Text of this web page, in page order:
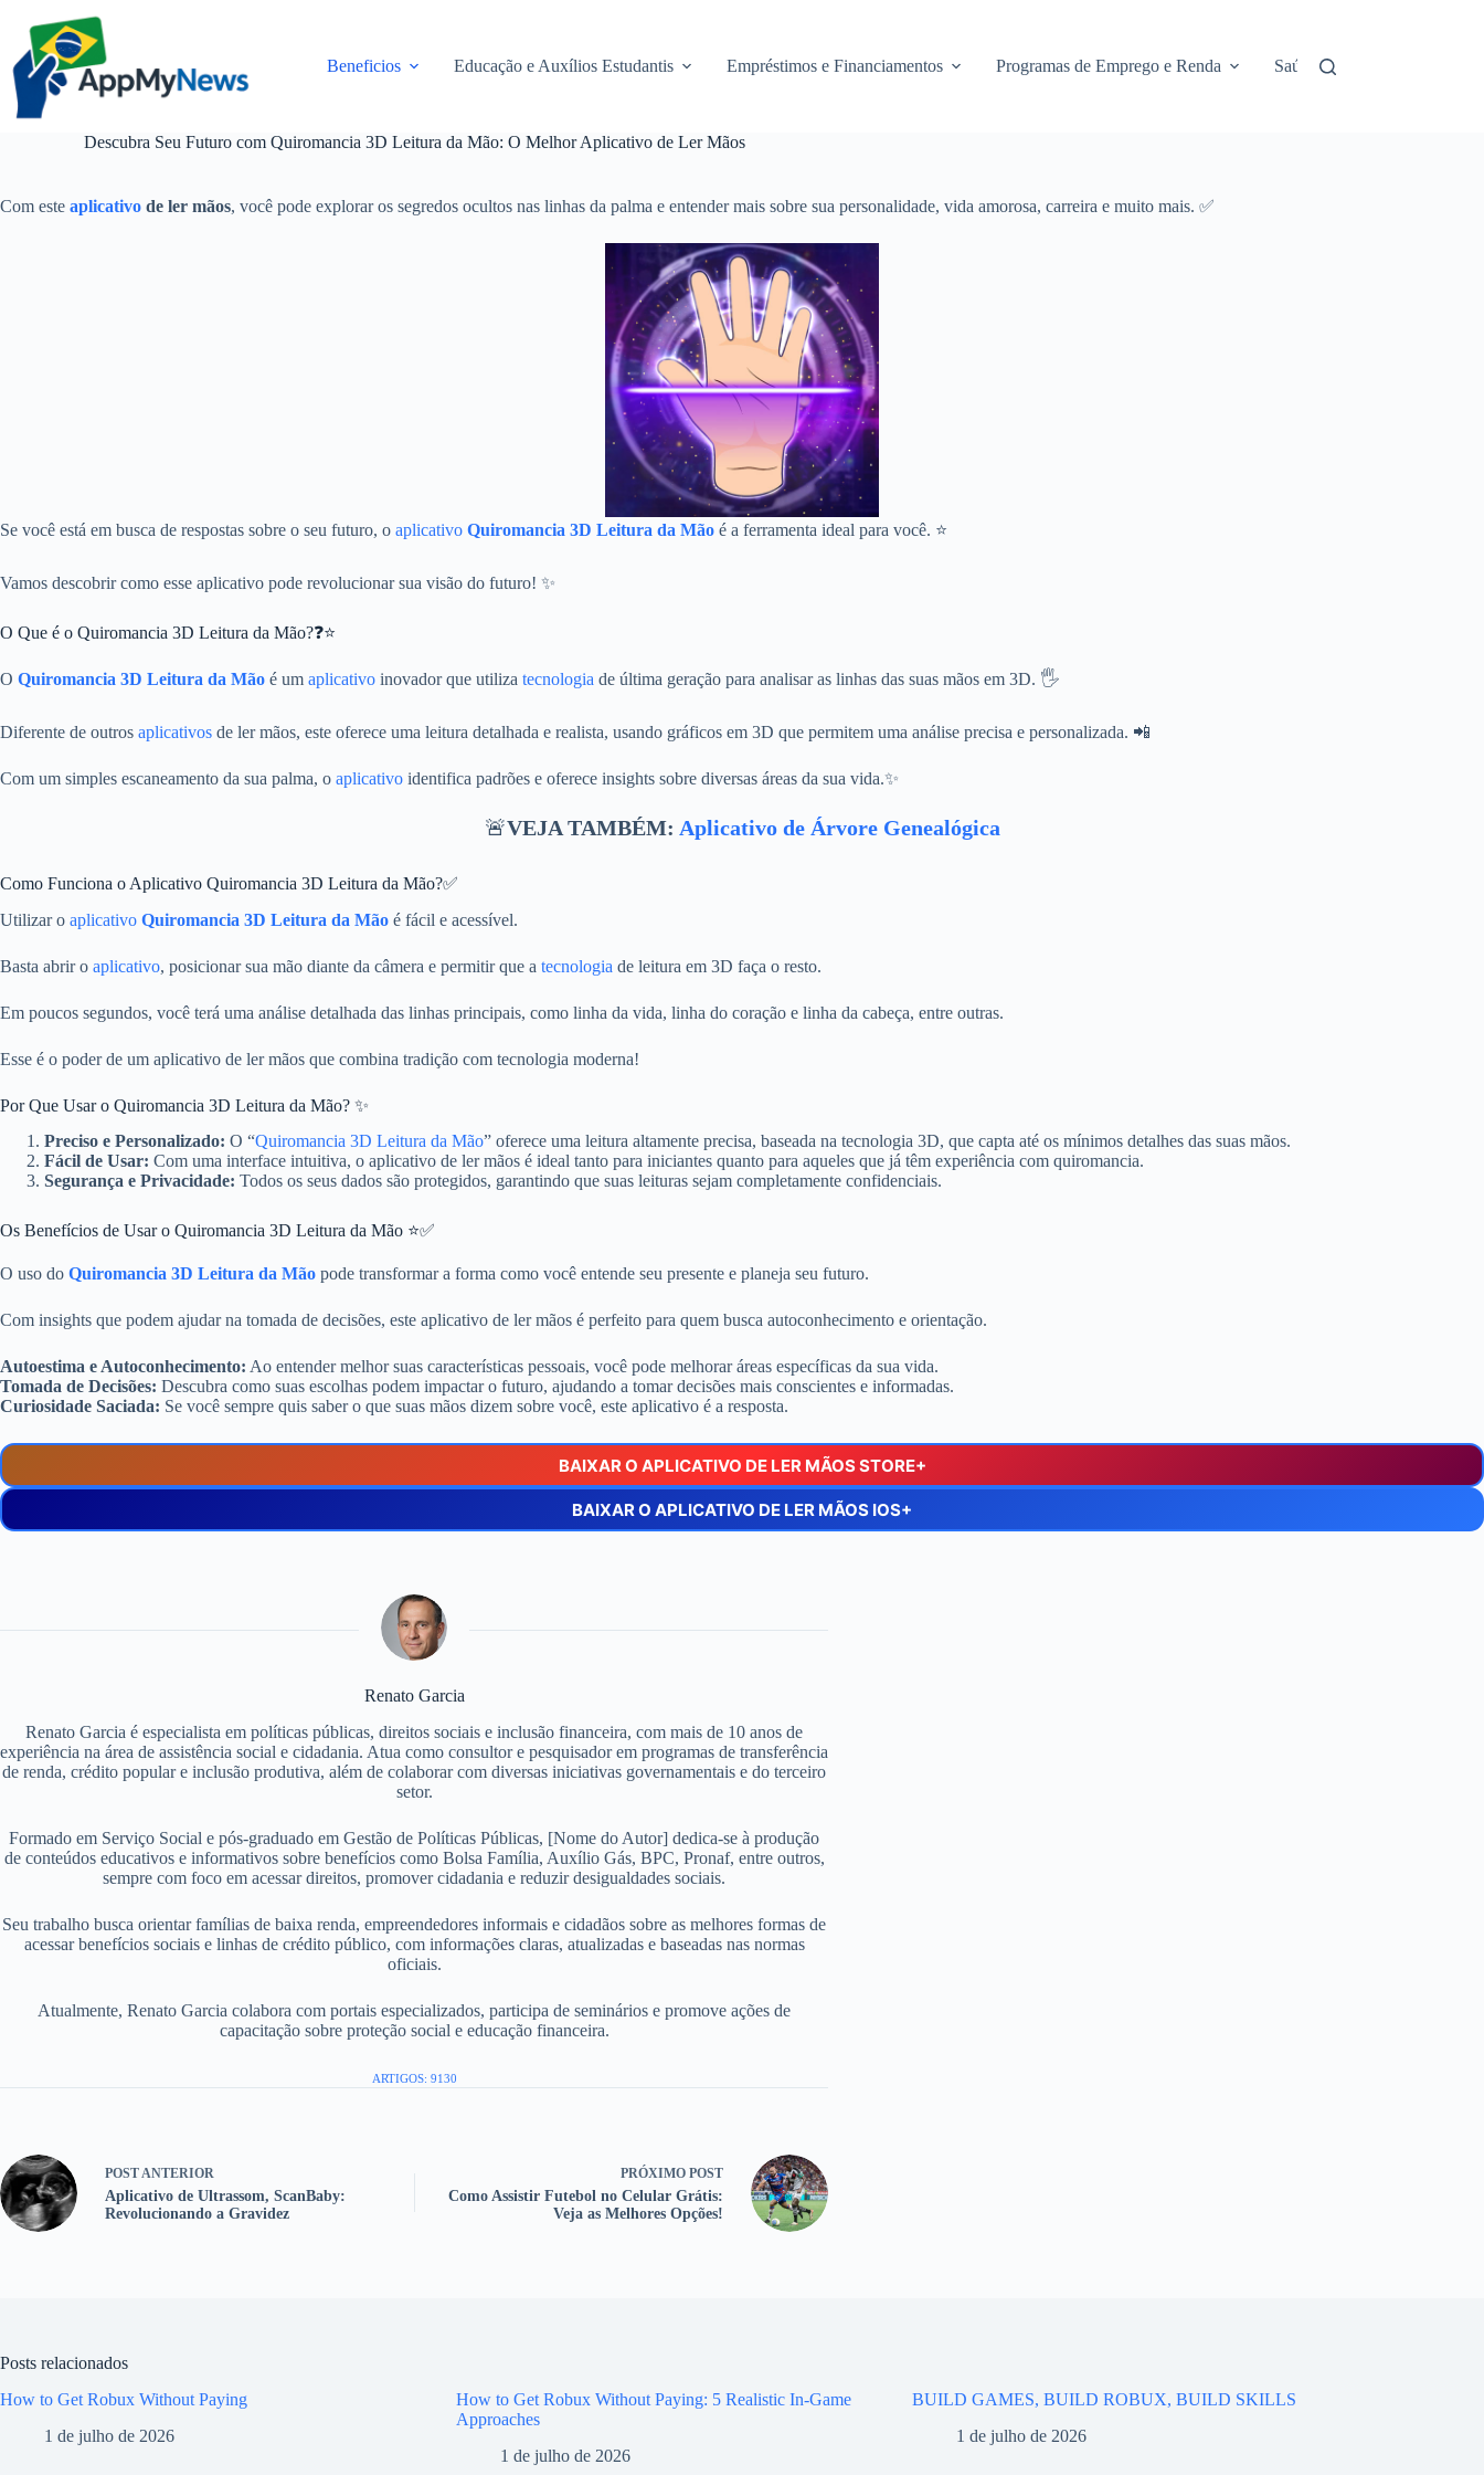
conteúdo
Beneficios Educação e Auxílios Estudantis Empréstimos e Financiamentos Programas de Emprego e Renda Saúde e Assistência
Descubra Seu Futuro com Quiromancia 3D Leitura da Mão: O Melhor Aplicativo de Ler Mãos
Com este aplicativo de ler mãos, você pode explorar os segredos ocultos nas linhas da palma e entender mais sobre sua personalidade, vida amorosa, carreira e muito mais. ✅
Se você está em busca de respostas sobre o seu futuro, o aplicativo Quiromancia 3D Leitura da Mão é a ferramenta ideal para você. ⭐
Vamos descobrir como esse aplicativo pode revolucionar sua visão do futuro! ✨
O Que é o Quiromancia 3D Leitura da Mão?❓⭐
O Quiromancia 3D Leitura da Mão é um aplicativo inovador que utiliza tecnologia de última geração para analisar as linhas das suas mãos em 3D. 🖐️
Diferente de outros aplicativos de ler mãos, este oferece uma leitura detalhada e realista, usando gráficos em 3D que permitem uma análise precisa e personalizada. 📲
Com um simples escaneamento da sua palma, o aplicativo identifica padrões e oferece insights sobre diversas áreas da sua vida.✨
🚨VEJA TAMBÉM: Aplicativo de Árvore Genealógica
Como Funciona o Aplicativo Quiromancia 3D Leitura da Mão?✅
Utilizar o aplicativo Quiromancia 3D Leitura da Mão é fácil e acessível.
Basta abrir o aplicativo, posicionar sua mão diante da câmera e permitir que a tecnologia de leitura em 3D faça o resto.
Em poucos segundos, você terá uma análise detalhada das linhas principais, como linha da vida, linha do coração e linha da cabeça, entre outras.
Esse é o poder de um aplicativo de ler mãos que combina tradição com tecnologia moderna!
Por Que Usar o Quiromancia 3D Leitura da Mão? ✨
Preciso e Personalizado: O “Quiromancia 3D Leitura da Mão” oferece uma leitura altamente precisa, baseada na tecnologia 3D, que capta até os mínimos detalhes das suas mãos.
Fácil de Usar: Com uma interface intuitiva, o aplicativo de ler mãos é ideal tanto para iniciantes quanto para aqueles que já têm experiência com quiromancia.
Segurança e Privacidade: Todos os seus dados são protegidos, garantindo que suas leituras sejam completamente confidenciais.
Os Benefícios de Usar o Quiromancia 3D Leitura da Mão ⭐✅
O uso do Quiromancia 3D Leitura da Mão pode transformar a forma como você entende seu presente e planeja seu futuro.
Com insights que podem ajudar na tomada de decisões, este aplicativo de ler mãos é perfeito para quem busca autoconhecimento e orientação.
Autoestima e Autoconhecimento: Ao entender melhor suas características pessoais, você pode melhorar áreas específicas da sua vida.
Tomada de Decisões: Descubra como suas escolhas podem impactar o futuro, ajudando a tomar decisões mais conscientes e informadas.
Curiosidade Saciada: Se você sempre quis saber o que suas mãos dizem sobre você, este aplicativo é a resposta.
BAIXAR O APLICATIVO DE LER MÃOS STORE+
BAIXAR O APLICATIVO DE LER MÃOS IOS+
Renato Garcia
Renato Garcia é especialista em políticas públicas, direitos sociais e inclusão financeira, com mais de 10 anos de
experiência na área de assistência social e cidadania. Atua como consultor e pesquisador em programas de transferência
de renda, crédito popular e inclusão produtiva, além de colaborar com diversas iniciativas governamentais e do terceiro
setor.
Formado em Serviço Social e pós-graduado em Gestão de Políticas Públicas, [Nome do Autor] dedica-se à produção
de conteúdos educativos e informativos sobre benefícios como Bolsa Família, Auxílio Gás, BPC, Pronaf, entre outros,
sempre com foco em acessar direitos, promover cidadania e reduzir desigualdades sociais.
Seu trabalho busca orientar famílias de baixa renda, empreendedores informais e cidadãos sobre as melhores formas de
acessar benefícios sociais e linhas de crédito público, com informações claras, atualizadas e baseadas nas normas
oficiais.
Atualmente, Renato Garcia colabora com portais especializados, participa de seminários e promove ações de
capacitação sobre proteção social e educação financeira.
ARTIGOS: 9130
POSTANTERIOR
Aplicativo de Ultrassom, ScanBaby:
Revolucionando a Gravidez
PRÓXIMO POST
Como Assistir Futebol no Celular Grátis:
Veja as Melhores Opções!
Posts relacionados
How to Get Robux Without Paying
1 de julho de 2026
How to Get Robux Without Paying: 5 Realistic In-Game
Approaches
1 de julho de 2026
BUILD GAMES, BUILD ROBUX, BUILD SKILLS
1 de julho de 2026